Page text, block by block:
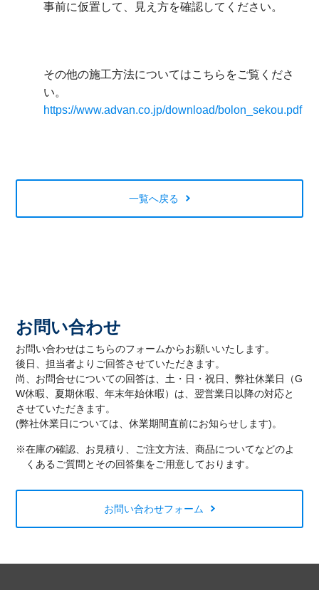
事前に仮置して、見え方を確認してください。
その他の施工方法についてはこちらをご覧くださ
い。
https://www.advan.co.jp/download/bolon_sekou.pdf
一覧へ戻る
お問い合わせ
お問い合わせはこちらのフォームからお願いいたします。
後日、担当者よりご回答させていただきます。
尚、お問合せについての回答は、土・日・祝日、弊社休業日（G
W休暇、夏期休暇、年末年始休暇）は、翌営業日以降の対応と
させていただきます。
(弊社休業日については、休業期間直前にお知らせします)。
※在庫の確認、お見積り、ご注文方法、商品についてなどのよ
くあるご質問とその回答集をご用意しております。
お問い合わせフォーム